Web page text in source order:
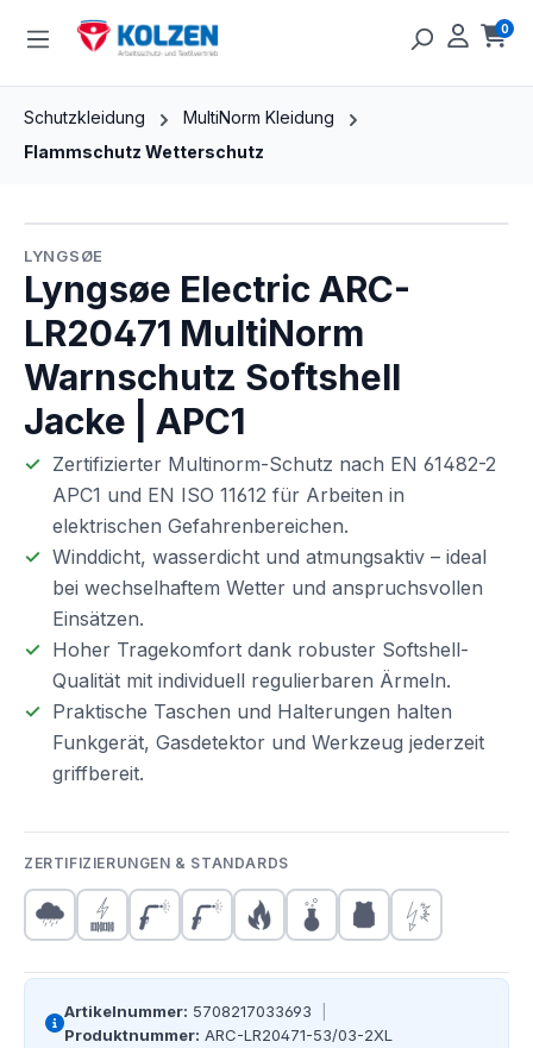
Zum Hauptinhalt springen 0
Schutzkleidung
MultiNorm Kleidung
Flammschutz Wetterschutz
LYNGSØE
Lyngsøe Electric ARC-
LR20471 MultiNorm
Warnschutz Softshell
Jacke | APC1
Zertifizierter Multinorm-Schutz nach EN 61482-2
APC1 und EN ISO 11612 für Arbeiten in
elektrischen Gefahrenbereichen.
Winddicht, wasserdicht und atmungsaktiv – ideal
bei wechselhaftem Wetter und anspruchsvollen
Einsätzen.
Hoher Tragekomfort dank robuster Softshell-
Qualität mit individuell regulierbaren Ärmeln.
Praktische Taschen und Halterungen halten
Funkgerät, Gasdetektor und Werkzeug jederzeit
griffbereit.
ZERTIFIZIERUNGEN & STANDARDS
Artikelnummer: 5708217033693
Produktnummer: ARC-LR20471-53/03-2XL